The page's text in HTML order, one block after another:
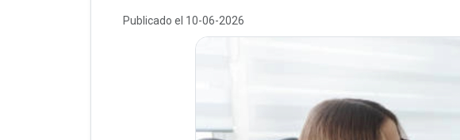
Publicado el 10-06-2026